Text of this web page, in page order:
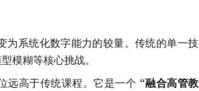
系统化数字能力的较量。传统的单一技
模糊等核心挑战。
远高于传统课程。它是一个 “融合高管教